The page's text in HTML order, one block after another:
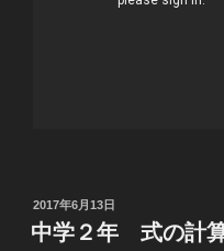
投
稿
日:
2017年6月13日
中学２年 式の計